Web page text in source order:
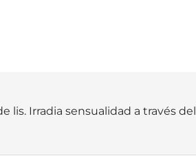
lis. Irradia sensualidad a través del